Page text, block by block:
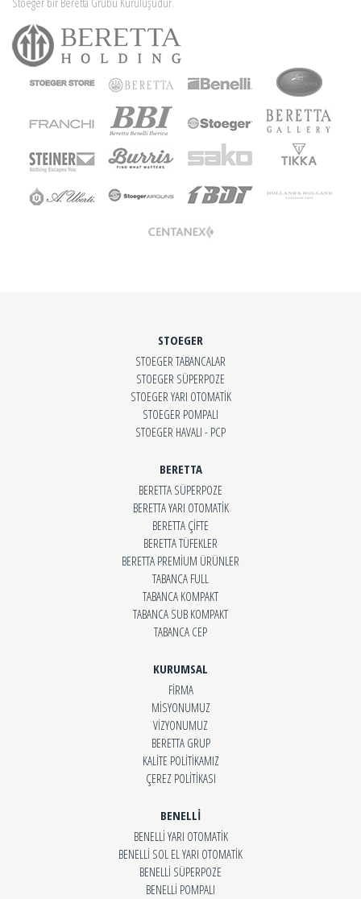
STOEGER
STOEGER TABANCALAR
STOEGER SÜPERPOZE
STOEGER YARI OTOMATİK
STOEGER POMPALI
STOEGER HAVALI - PCP
BERETTA
BERETTA SÜPERPOZE
BERETTA YARI OTOMATİK
BERETTA ÇİFTE
BERETTA TÜFEKLER
BERETTA PREMİUM ÜRÜNLER
TABANCA FULL
TABANCA KOMPAKT
TABANCA SUB KOMPAKT
TABANCA CEP
KURUMSAL
FİRMA
MİSYONUMUZ
VİZYONUMUZ
BERETTA GRUP
KALİTE POLİTİKAMIZ
ÇEREZ POLİTİKASI
BENELLİ
BENELLİ YARI OTOMATİK
BENELLİ SOL EL YARI OTOMATİK
BENELLİ SÜPERPOZE
BENELLİ POMPALI